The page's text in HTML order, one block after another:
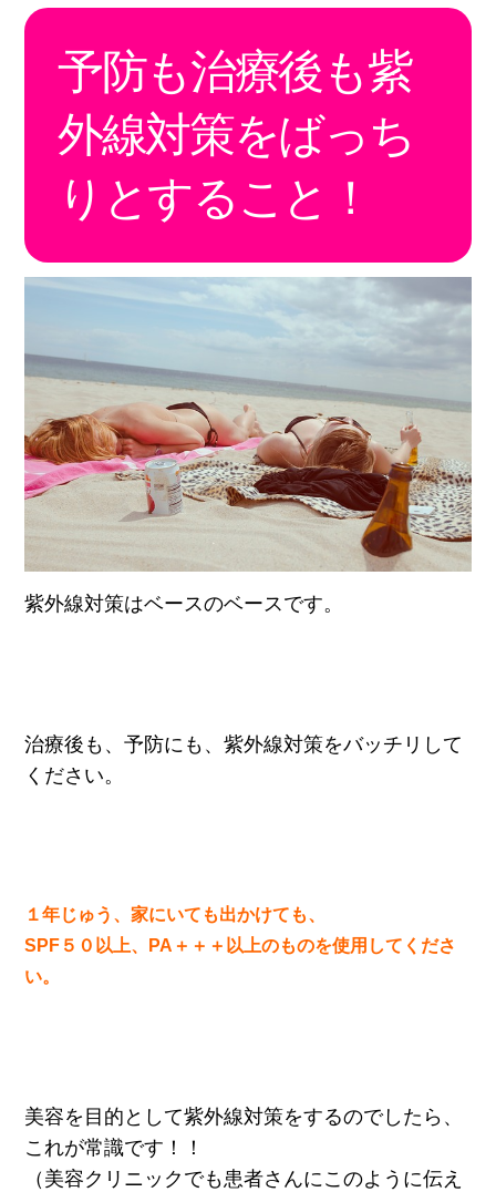
予防も治療後も紫
外線対策をばっち
りとすること！
紫外線対策はベースのベースです。
治療後も、予防にも、紫外線対策をバッチリして
ください。
１年じゅう、家にいても出かけても、
SPF５０以上、PA＋＋＋以上のものを使用してくださ
い。
美容を目的として紫外線対策をするのでしたら、
これが常識です！！
（美容クリニックでも患者さんにこのように伝え